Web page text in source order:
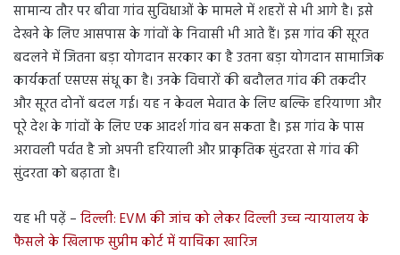
सामान्य तौर पर बीवा गांव सुविधाओं के मामले में शहरों से भी आगे है। इसे
देखने के लिए आसपास के गांवों के निवासी भी आते हैं। इस गांव की सूरत
बदलने में जितना बड़ा योगदान सरकार का है उतना बड़ा योगदान सामाजिक
कार्यकर्ता एसएस संधू का है। उनके विचारों की बदौलत गांव की तकदीर
और सूरत दोनों बदल गई। यह न केवल मेवात के लिए बल्कि हरियाणा और
पूरे देश के गांवों के लिए एक आदर्श गांव बन सकता है। इस गांव के पास
अरावली पर्वत है जो अपनी हरियाली और प्राकृतिक सुंदरता से गांव की
सुंदरता को बढ़ाता है।
यह भी पढ़ें – दिल्ली: EVM की जांच को लेकर दिल्ली उच्च न्यायालय के
फैसले के खिलाफ सुप्रीम कोर्ट में याचिका खारिज